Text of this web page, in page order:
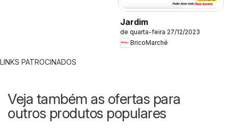
Jardim
de quarta-feira 27/12/2023
BricoMarché
LINKS PATROCINADOS
Veja também as ofertas para
outros produtos populares